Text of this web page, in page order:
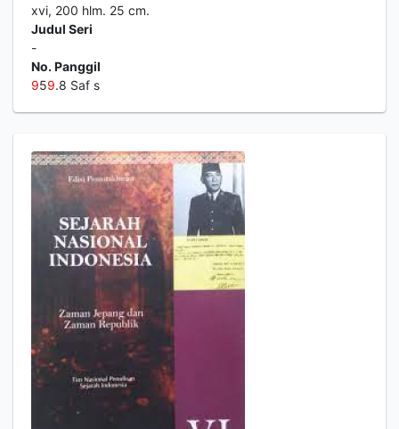
xvi, 200 hlm. 25 cm.
Judul Seri
-
No. Panggil
959.8 Saf s